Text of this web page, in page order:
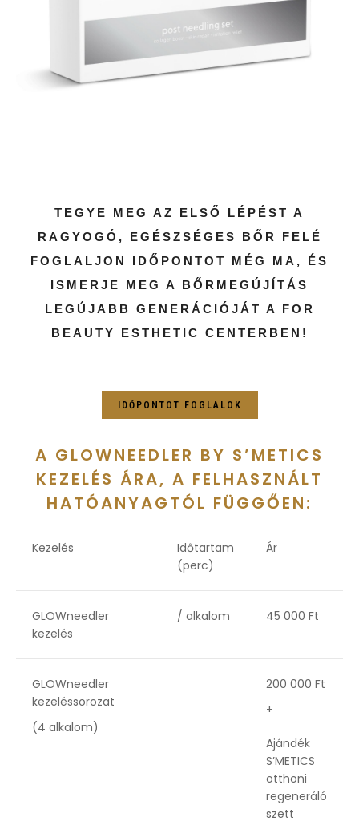
TEGYE MEG AZ ELSŐ LÉPÉST A
RAGYOGÓ, EGÉSZSÉGES BŐR FELÉ
FOGLALJON IDŐPONTOT MÉG MA, ÉS
ISMERJE MEG A BŐRMEGÚJÍTÁS
LEGÚJABB GENERÁCIÓJÁT A FOR
BEAUTY ESTHETIC CENTERBEN!
IDŐPONTOT FOGLALOK
A GLOWNEEDLER BY S’METICS
KEZELÉS ÁRA, A FELHASZNÁLT
HATÓANYAGTÓL FÜGGŐEN:
Kezelés
Időtartam
(perc)
Ár
GLOWneedler
kezelés
/ alkalom 45 000 Ft
GLOWneedler
kezeléssorozat
(4 alkalom)
200 000 Ft
+
Ajándék
S’METICS
otthoni
regeneráló
szett